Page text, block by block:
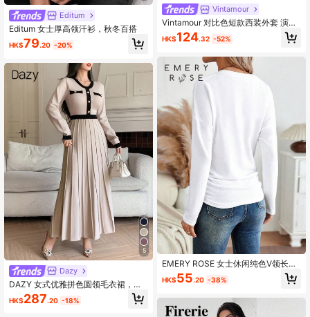
Editum
Editum 女士厚高领汗衫，秋冬百搭
HK$79.20 -20%
5
Dazy
DAZY 女式优雅拼色圆领毛衣裙，秋
HK$287.20 -18%
Vintamour
Vintamour 对比色短款西装外套 演唱
会复古服装 冬季女装 冬季女装外套
复古时尚 秋装 教师服装
HK$124.32 -52%
EMERY ROSE 女士休闲纯色V领长袖
百搭T恤
HK$55.20 -38%